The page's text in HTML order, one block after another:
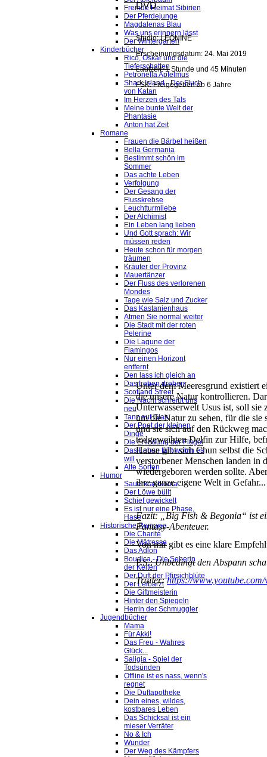
Fremde Heimat Sibirien
Der Pferdejunge
Magdalenas Blau
Was uns erinnern lässt
Der Wintergarten
Kinderbücher
Rico, Oskar und die
Tieferschatten
Petronella Apfelmus
Shark Island - Der Fluch
von Katan
Im Herzen des Tals
Meine bunte Welt der
Phantasie
Anton hat Zeit
Romane
Frauen die Bärbel heißen
Bella Germania
Bestimmt schön im
Sommer
Das achte Leben
Verfolgung
Der Gesang der
Flusskrebse
Leuchtturmliebe
Der Alchimist
Ein Leben lang lieben
Und Gott sprach: Wir
müssen reden
Heute schon für morgen
träumen
Kräuter der Provinz
Mauertänzer
Der Fluss des verlorenen
Mondes
Tage wie Salz und Zucker
Das Kastanienhaus
Atmen Sie normal weiter
Die Stadt mit der roten
Pelerine
Die Lagune der
Flamingos
Nur einen Horizont
entfernt
Den lass ich gleich an
Das Leben drehen
Scotland Street
Die Nacht schreibt uns
neu
Tanz auf Glas
Der Poet der kleinen
Dinge
Die Erfindung der Flügel
Das Leben fällt wohin es
will
Alte Sorten
Humor
Sauerkrautkoma
Der Löwe büllt
Schief gewickelt
Es ist nur eine Phase,
Hase
Historische Romane
Die Charité
Die Mätresse
Das Adlon
Boudica - Die Seherin
der Kelten
Der Duft der Pfirsichblüte
Der Leibarzt
Die Giftmeisterin
Hinter den Spiegeln
Herrin der Schmuggler
Jugendbücher
Mama
Für Akki!
Das Freu - Wahres
Glück...
Saligia - Spiel der
Todsünden
Offline ist es nass, wenn's
regnet
Die Duftapotheke
Dein eines, wildes,
kostbares Leben
Das Schicksal ist ein
mieser Verräter
No & Ich
Wunder
Der Weg des Kämpfers
DVD
Studio: LEONINE
Erscheinungsdatum: 24. Mai 2019
Laufzeit: 1 Stunde und 45 Minuten
FSK: Freigegeben ab 6 Jahre
Unter dem Meeresgrund existiert
die unsere Natur kontrollieren.
Unterwasserwelt Usus ist, soll
um die Natur zu sehen, für die
und sie sich auf den Rückweg
todgeweihten Delfin zur Hilfe,
Hause gibt sich Chun selbst die
verstorbener Menschen landen in
wiedergeboren werden sollte.
ihre ganze eigene Welt in Gefahr...
Fazit: „Big Fish & Begonia“ ist
Fantasy-Abenteuer.
Von mir gibt es eine klare
P.S.:Unbedingt den Abspann
Trailer:https://